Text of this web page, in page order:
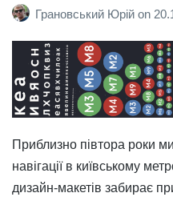
Грановський Юрій on
Приблизно півтора роки
навігації в київському
дизайн-макетів забирає